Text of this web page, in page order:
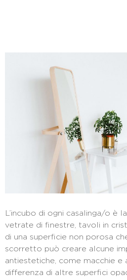
L’incubo di ogni casalinga/o è
vetrate di finestre, tavoli in
di una superficie non porosa
scorretto può creare alcune
antiestetiche, come macchie e
differenza di altre superfici